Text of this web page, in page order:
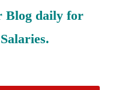
Blog daily for